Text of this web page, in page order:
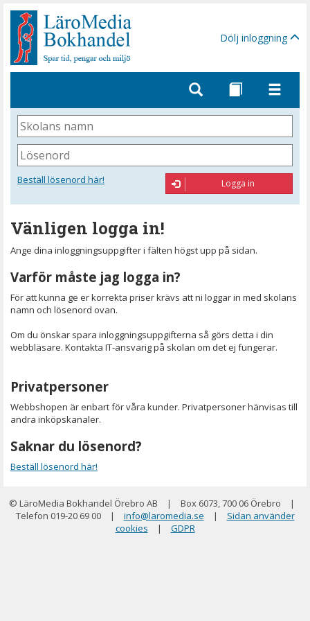
Gå
sidinnehåll
Dölj inloggning
Skolans
namn
Lösenord
Beställ lösenord här! Logga in
Vänligen logga in!
Ange dina inloggningsuppgifter i fälten högst upp på sidan.
Varför måste jag logga in?
För att kunna ge er korrekta priser krävs att ni loggar in med skolans
namn och lösenord ovan.
Om du önskar spara inloggningsuppgifterna så görs detta i din
webbläsare. Kontakta IT-ansvarig på skolan om det ej fungerar.
Privatpersoner
Webbshopen är enbart för våra kunder. Privatpersoner hänvisas till
andra inköpskanaler.
Saknar du lösenord?
Beställ lösenord här!
© LäroMedia Bokhandel Örebro AB | Box 6073, 700 06 Örebro
|
Telefon 019-20 69 00
| info@laromedia.se |
Sidan använder
cookies
| GDPR